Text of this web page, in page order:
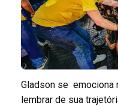
Gladson se emociona
lembrar de sua